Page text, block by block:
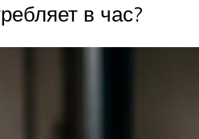
в час?